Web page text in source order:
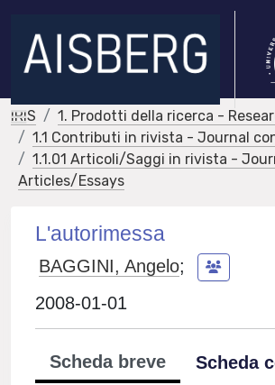
IRIS
1. Prodotti della ricerca -
1.1 Contributi in rivista - Journal
1.1.01 Articoli/Saggi in rivista -
Articles/Essays
L'autorimessa
BAGGINI, Angelo;
2008-01-01
Scheda breve
Scheda